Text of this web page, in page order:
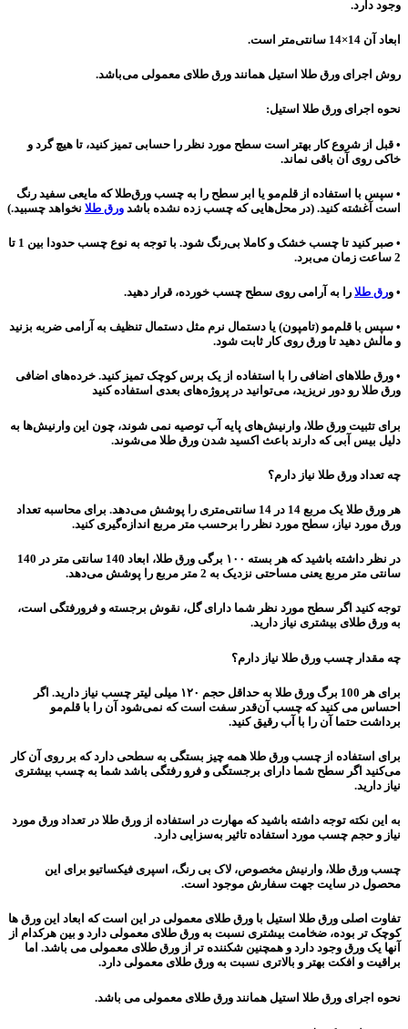
وجود دارد.
ابعاد آن 14×14 سانتی‌متر است.
روش اجرای ورق طلا استیل همانند ورق طلای معمولی می‌باشد.
نحوه اجرای ورق طلا استیل:
• قبل از شروع کار بهتر است سطح مورد نظر را حسابی تمیز کنید، تا هیچ گرد و
خاکی روی آن باقی نماند.
• سپس با استفاده از قلم‌مو یا ابر سطح را به چسب ورق‌طلا که مایعی سفید رنگ
است آغشته کنید. (در محل‌هایی که چسب زده نشده باشد ورق طلا نخواهد چسبید.)
• صبر کنید تا چسب خشک و کاملا بی‌رنگ شود. با توجه به نوع چسب حدودا بین 1 تا
2 ساعت زمان می‌برد.
• ورق‌ طلا را به آرامی روی سطح چسب خورده، قرار دهید.
• سپس با قلم‌مو (تامپون) یا دستمال نرم مثل دستمال تنظیف به آرامی ضربه بزنید
و مالش دهید تا ورق روی کار ثابت شود.
• ورق طلاهای اضافی را با استفاده از یک برس کوچک تمیز کنید. خرده‌های اضافی
ورق طلا رو دور نریزید، می‌توانید در پروژه‌های بعدی استفاده کنید
برای تثبیت ورق طلا، وارنیش‌های پایه آب توصیه نمی شوند، چون این وارنیش‌ها به
دلیل بیس آبی که دارند باعث اکسید شدن ورق طلا می‌شوند.
چه تعداد ورق طلا نیاز دارم؟
هر ورق طلا یک مربع 14 در 14 سانتی‌متری را پوشش می‌دهد. برای محاسبه تعداد
ورق مورد نیاز، سطح مورد نظر را برحسب متر مربع اندازه‌گیری کنید.
در نظر داشته باشید که هر بسته ۱۰۰ برگی ورق طلا، ابعاد 140 سانتی متر در 140
سانتی متر مربع یعنی مساحتی نزدیک به 2 متر مربع را پوشش‌ می‌دهد.
توجه کنید اگر سطح مورد نظر شما دارای گل، نقوش برجسته و فرورفتگی است،
به ورق طلای بیشتری نیاز دارید.
چه مقدار چسب ورق طلا نیاز دارم؟
برای هر 100 برگ ورق طلا به حداقل حجم ۱۲۰ میلی لیتر چسب نیاز دارید. اگر
احساس می کنید که چسب آن‌قدر سفت است که نمی‌شود آن را با قلم‌مو
برداشت حتما آن را با آب رقیق کنید.
برای استفاده از چسب ورق طلا همه چیز بستگی به سطحی دارد که بر روی آن کار
می‌کنید اگر سطح شما دارای برجستگی و فرو رفتگی باشد شما به چسب بیشتری
نیاز دارید.
به این نکته توجه داشته باشید که مهارت در استفاده از ورق طلا در تعداد ورق مورد
نیاز و حجم چسب مورد استفاده تاثیر به‌سزایی دارد.
چسب ورق طلا، وارنیش مخصوص، لاک بی رنگ، اسپری فیکساتیو برای این
محصول در سایت جهت سفارش موجود است.
تفاوت اصلی ورق طلا استیل با ورق طلای معمولی در این است که ابعاد این ورق ها
کوچک تر بوده، ضخامت بیشتری نسبت به ورق طلای معمولی دارد و بین هرکدام از
آنها یک ورق وجود دارد و همچنین شکننده تر از ورق طلای معمولی می باشد. اما
براقیت و افکت بهتر و بالاتری نسبت به ورق طلای معمولی دارد.
نحوه اجرای ورق طلا استیل همانند ورق طلای معمولی می باشد.